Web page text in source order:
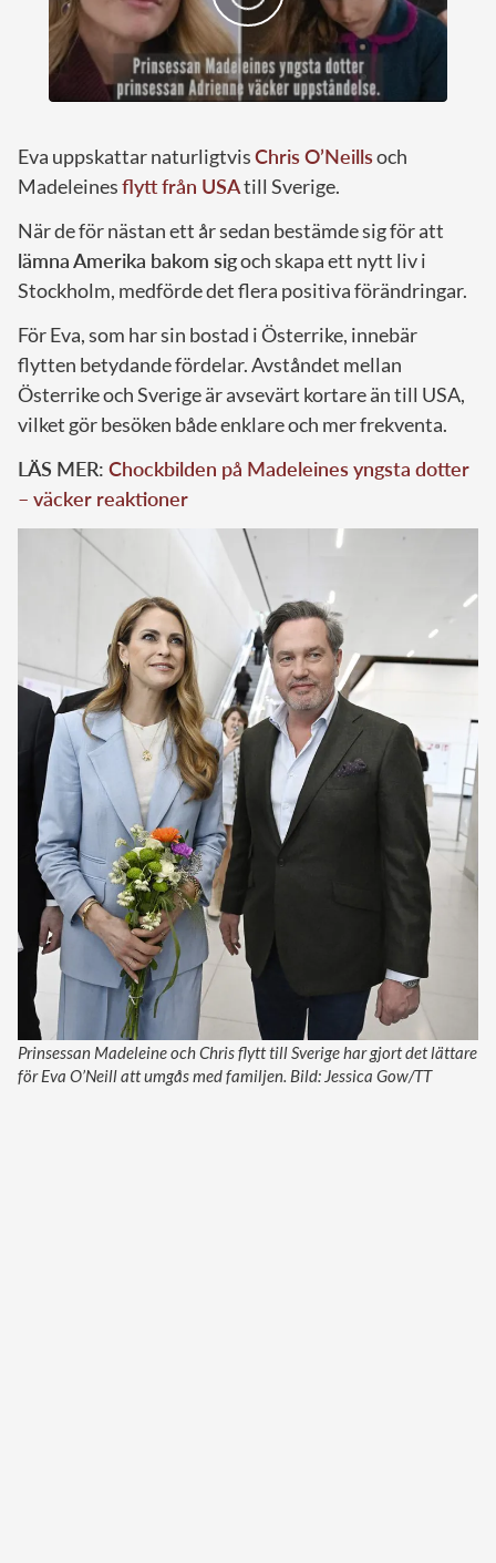
Eva uppskattar naturligtvisChris O’Neillsoch
Madeleinesflytt från USAtill Sverige.
När de för nästan ett år sedan bestämde sig för att
lämna Amerika bakom sigoch skapa ett nytt liv i
Stockholm, medförde det flera positiva förändringar.
För Eva, som har sin bostad i Österrike, innebär
flytten betydande fördelar. Avståndet mellan
Österrike och Sverige är avsevärt kortare än till USA,
vilket gör besöken både enklare och mer frekventa.
LÄS MER: Chockbilden på Madeleines yngsta dotter
– väcker reaktioner
Prinsessan Madeleine och Chris flytt till Sverige har gjort det lättare
för Eva O’Neill att umgås med familjen. Bild: Jessica Gow/TT